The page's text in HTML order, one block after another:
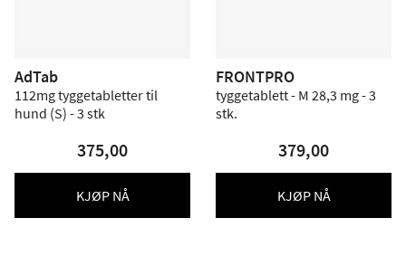
AdTab
112mg tyggetabletter til
hund (S) - 3 stk
375,00
KJØP NÅ
FRONTPRO
tyggetablett - M 28,3 mg - 3
stk.
379,00
KJØP NÅ